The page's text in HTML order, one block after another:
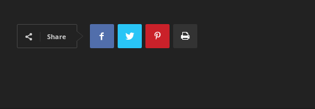
Share